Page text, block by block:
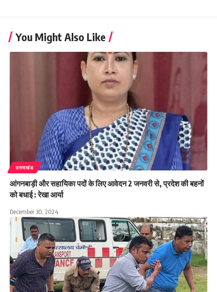
You Might Also Like
उत्तराखंड
आंगनबाड़ी और सहायिका पदों के लिए आवेदन 2 जनवरी से, प्रदेश की बहनों
को बधाई : रेखा आर्या
December 30, 2024